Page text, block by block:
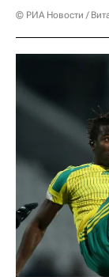
© РИА Новости /